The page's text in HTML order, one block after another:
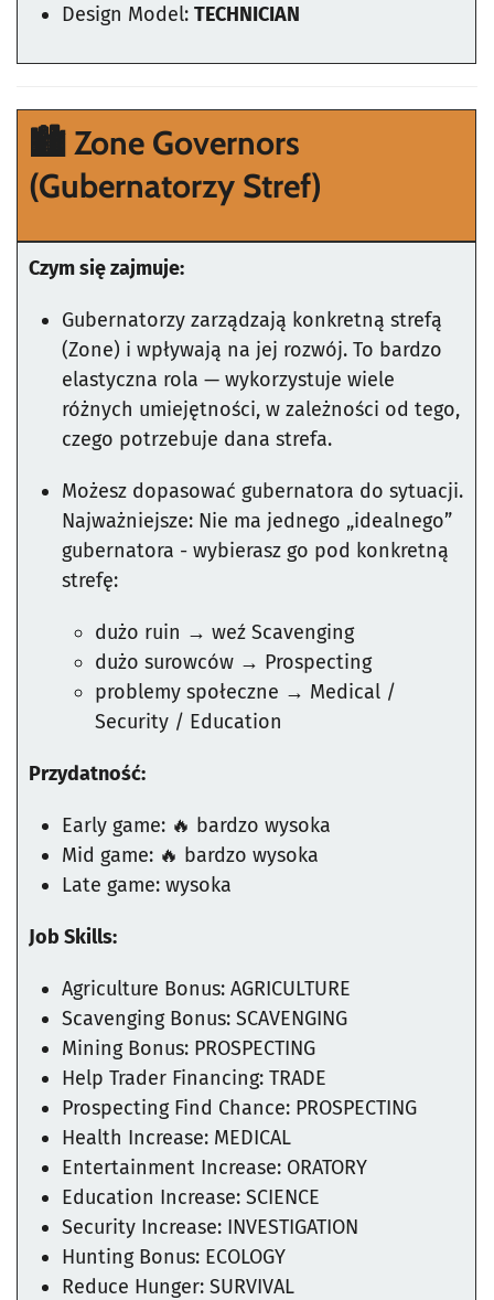
Design Model: TECHNICIAN
🏙️ Zone Governors
(Gubernatorzy Stref)
Czym się zajmuje:
Gubernatorzy zarządzają konkretną strefą
(Zone) i wpływają na jej rozwój. To bardzo
elastyczna rola — wykorzystuje wiele
różnych umiejętności, w zależności od tego,
czego potrzebuje dana strefa.
Możesz dopasować gubernatora do sytuacji.
Najważniejsze: Nie ma jednego „idealnego”
gubernatora - wybierasz go pod konkretną
strefę:
dużo ruin → weź Scavenging
dużo surowców → Prospecting
problemy społeczne → Medical /
Security / Education
Przydatność:
Early game: 🔥 bardzo wysoka
Mid game: 🔥 bardzo wysoka
Late game: wysoka
Job Skills:
Agriculture Bonus: AGRICULTURE
Scavenging Bonus: SCAVENGING
Mining Bonus: PROSPECTING
Help Trader Financing: TRADE
Prospecting Find Chance: PROSPECTING
Health Increase: MEDICAL
Entertainment Increase: ORATORY
Education Increase: SCIENCE
Security Increase: INVESTIGATION
Hunting Bonus: ECOLOGY
Reduce Hunger: SURVIVAL